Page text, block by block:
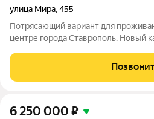
улица Мира,455
Потрясающий вариант для
центре города Ставрополь. Новый
инфраструктура. Рядом ВУЗы,
центры. возможны все варианты
6 250 000 ₽